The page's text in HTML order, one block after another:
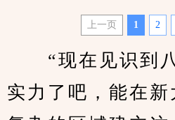
上一页 1 2
“现在见识到八
实力了吧，能在